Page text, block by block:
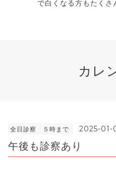
で白くなる方もたくさ
カレ
全日診察 ５時まで 2025-01-
午後も診察あり